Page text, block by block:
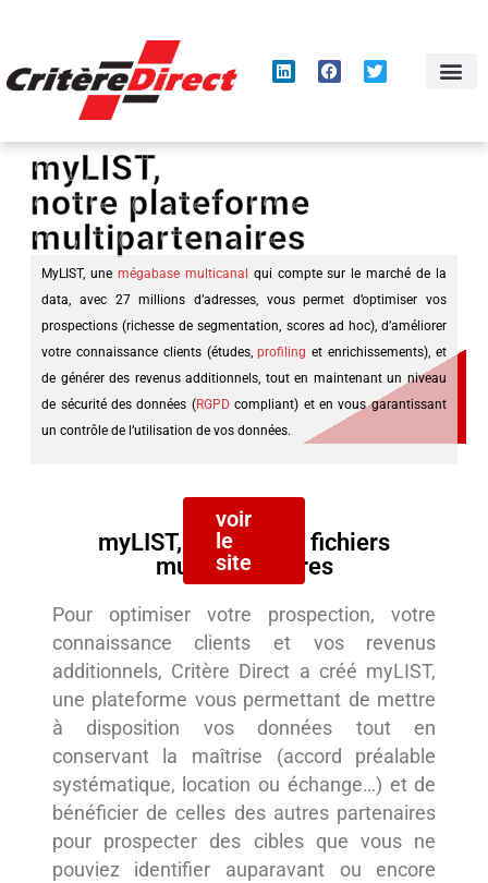
myLIST,
notre plateforme
multipartenaires
MyLIST, une mégabase multicanal qui compte sur le marché de la
data, avec 27 millions d’adresses, vous permet d’optimiser vos
prospections (richesse de segmentation, scores ad hoc), d’améliorer
votre connaissance clients (études,profiling et enrichissements), et
de générer des revenus additionnels, tout en maintenant un niveau
de sécurité des données (RGPDcompliant) et en vous garantissant
un contrôle de l’utilisation de vos données.
voir
le
site
myLIST, plateforme fichiers
multipartenaires
Pour optimiser votre prospection, votre
connaissance clients et vos revenus
additionnels, Critère Direct a créé myLIST,
une plateforme vous permettant de mettre
à disposition vos données tout en
conservant la maîtrise (accord préalable
systématique, location ou échange…) et de
bénéficier de celles des autres partenaires
pour prospecter des cibles que vous ne
pouviez identifier auparavant ou encore